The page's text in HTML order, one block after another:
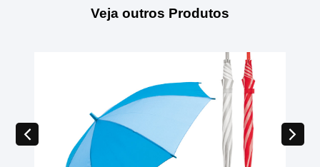
Veja outros Produtos